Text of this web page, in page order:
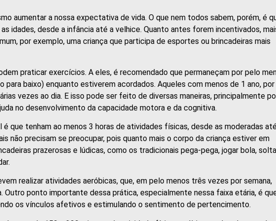
aumentar a nossa expectativa de vida. O que nem todos sabem, porém, é
idades, desde a infância até a velhice. Quanto antes forem incentivados,
por exemplo, uma criança que participa de esportes ou brincadeiras mais
praticar exercícios. A eles, é recomendado que permaneçam por pelo
baixo) enquanto estiverem acordados. Aqueles com menos de 1 ano, por
vezes ao dia. E isso pode ser feito de diversas maneiras, principalmente
no desenvolvimento da capacidade motora e da cognitiva.
é que tenham ao menos 3 horas de atividades físicas, desde as moderadas
não precisam se preocupar, pois quanto mais o corpo da criança estiver em
prazerosas e lúdicas, como os tradicionais pega-pega, jogar bola,
realizar atividades aeróbicas, que, em pelo menos três vezes por semana,
ponto importante dessa prática, especialmente nessa faixa etária, é
os vínculos afetivos e estimulando o sentimento de pertencimento.